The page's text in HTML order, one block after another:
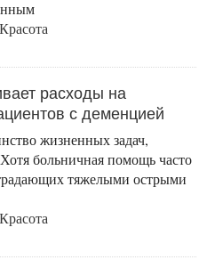
расходы на
с деменцией
жизненных задач,
больничная помощь часто
тяжелыми острыми